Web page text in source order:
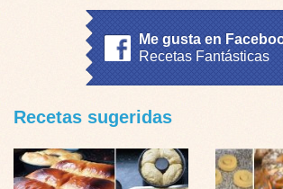
Me gusta en
Recetas Fantásticas
Recetas sugeridas